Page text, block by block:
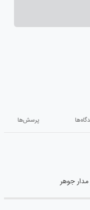
پرسش‌ها
مدار جوهر